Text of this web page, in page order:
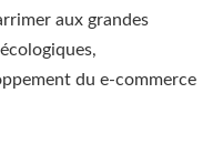
aux grandes
du e-commerce